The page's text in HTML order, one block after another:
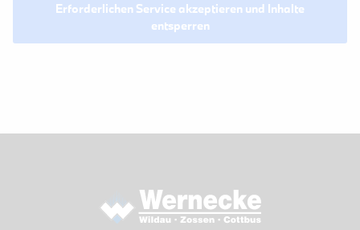
Erforderlichen Service akzeptieren und Inhalte
entsperren